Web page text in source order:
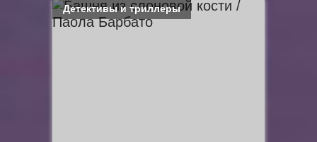
Детективы и триллеры